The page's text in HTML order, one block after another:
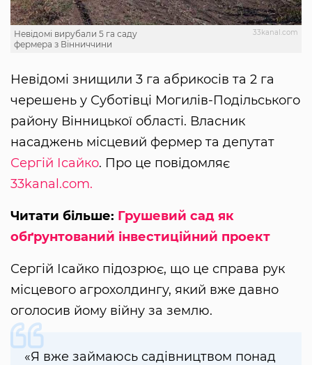
33kanal.com
Невідомі вирубали 5 га саду
фермера з Вінниччини
Невідомі знищили 3 га абрикосів та 2 га
черешень у Суботівці Могилів-Подільського
району Вінницької області. Власник
насаджень місцевий фермер та депутат
Сергій Ісайко. Про це повідомляє
33kanal.com.
Читати більше: Грушевий сад як
обґрунтований інвестиційний проект
Сергій Ісайко підозрює, що це справа рук
місцевого агрохолдингу, який вже давно
оголосив йому війну за землю.
«Я вже займаюсь садівництвом понад